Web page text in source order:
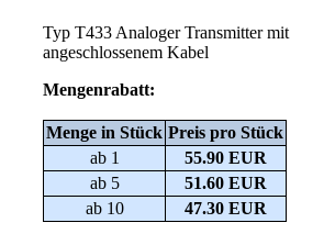
Typ T433 Analoger Transmitter mit
angeschlossenem Kabel
Mengenrabatt:
Menge in Stück Preis pro Stück
ab 1
55.90 EUR
ab 5
51.60 EUR
ab 10
47.30 EUR